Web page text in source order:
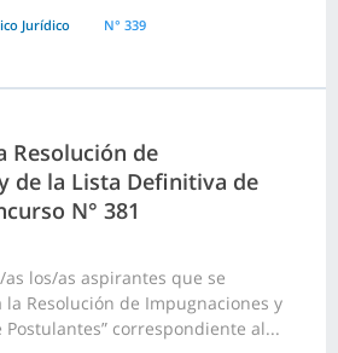
Jurídico N° 339
Resolución de
de la Lista Definitiva de
N° 381
los/as aspirantes que se
Resolución de Impugnaciones y
Postulantes” correspondiente al...